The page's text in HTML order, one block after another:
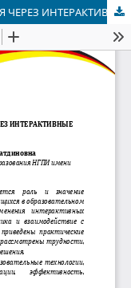
ПОВЫШЕНИЕ АКТИВНОСТИ УЧАЩИХСЯ ЧЕРЕЗ ИНТЕРАКТИВНЫЕ МЕТОДЫ ОБУЧЕНИЯ